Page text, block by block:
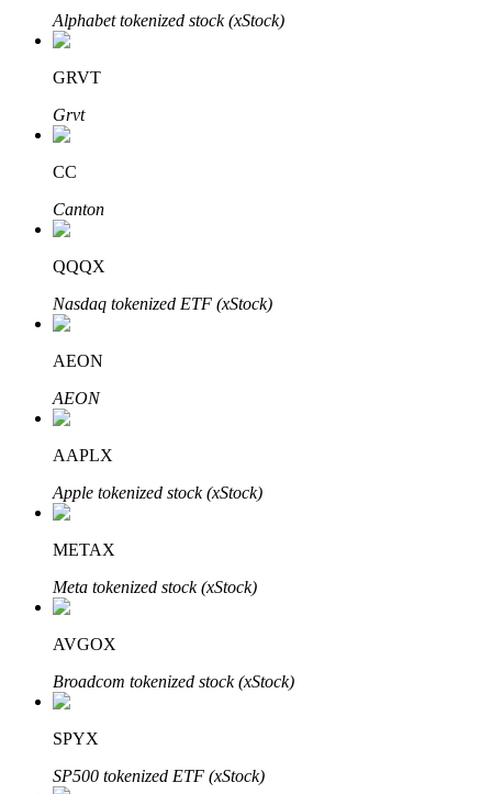
تعلم الستاكينغ
تعرف على كيفية كسب الدخل السلبي
Bitrue
AI
شركاء بيترو
Alphabet tokenized stock (xStock)
GRVT
Grvt
CC
Canton
QQQX
Nasdaq tokenized ETF (xStock)
AEON
AEON
AAPLX
Apple tokenized stock (xStock)
METAX
Meta tokenized stock (xStock)
AVGOX
Broadcom tokenized stock (xStock)
SPYX
SP500 tokenized ETF (xStock)